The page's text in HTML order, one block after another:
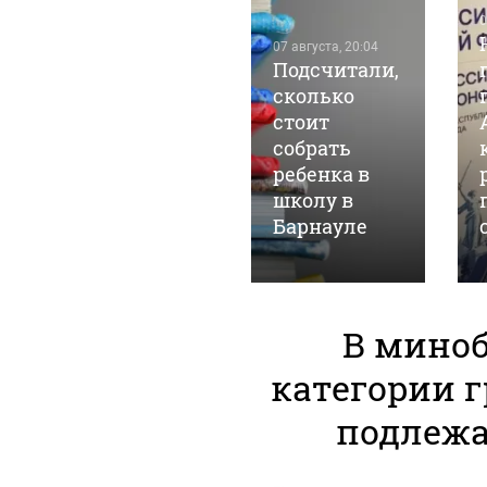
07 августа, 20:04
Подсчитали,
сколько
стоит
собрать
ребенка в
школу в
Барнауле
В
категории